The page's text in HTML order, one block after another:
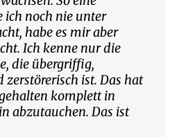
ich noch nie unter
habe es mir aber
Ich kenne nur die
die übergriffig,
ist. Das hat
komplett in
abzutauchen. Das ist